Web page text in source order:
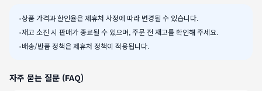
•상품 가격과 할인율은 제휴처 사정에 따라 변경될 수 있습니다.
•재고 소진 시 판매가 종료될 수 있으며, 주문 전 재고를 확인해 주세요.
•배송/반품 정책은 제휴처 정책이 적용됩니다.
자주 묻는 질문 (FAQ)